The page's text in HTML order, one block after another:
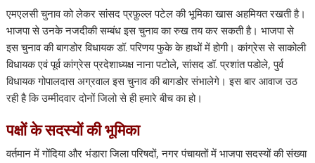
एमएलसी चुनाव को लेकर सांसद प्रफ़ुल्ल पटेल की भूमिका खास अहमियत रखती है।
भाजपा से उनके नजदीकी सम्बंध इस चुनाव का रुख तय कर सकती है। भाजपा से
इस चुनाव की बागडोर विधायक डॉ. परिणय फुके के हाथों में होगी। कांग्रेस से साकोली
विधायक एवं पूर्व कांग्रेस प्रदेशाध्यक्ष नाना पटोले, सांसद डॉ. प्रशांत पडोले, पुर्व
विधायक गोपालदास अग्रवाल इस चुनाव की बागडोर संभालेगे। इस बार आवाज उठ
रही है कि उम्मीदवार दोनों जिलो से ही हमारे बीच का हो।
पक्षों के सदस्यों की भूमिका
वर्तमान में गोंदिया और भंडारा जिला परिषदों, नगर पंचायतों में भाजपा सदस्यों की संख्या